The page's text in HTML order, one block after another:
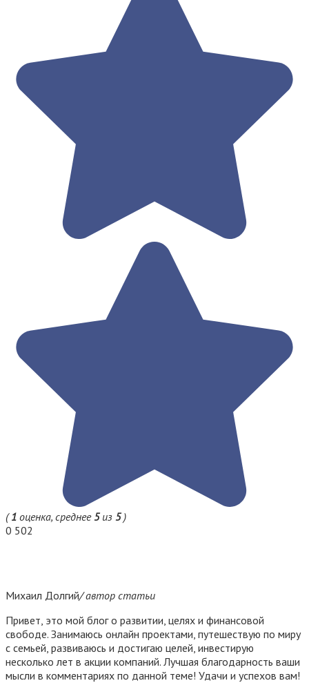
(1 оценка, среднее 5из 5)
0 502
Михаил Долгий/ автор статьи
Привет, это мой блог о развитии, целях и финансовой
свободе. Занимаюсь онлайн проектами, путешествую по миру
с семьей, развиваюсь и достигаю целей, инвестирую
несколько лет в акции компаний. Лучшая благодарность ваши
мысли в комментариях по данной теме! Удачи и успехов вам!